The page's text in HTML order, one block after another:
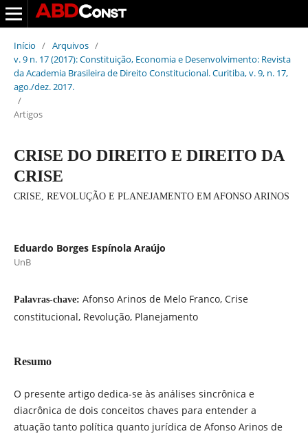
Início / Arquivos /
v. 9 n. 17 (2017): Constituição, Economia e Desenvolvimento: Revista
da Academia Brasileira de Direito Constitucional. Curitiba, v. 9, n. 17,
ago./dez. 2017.
/
Artigos
CRISE DO DIREITO E DIREITO DA
CRISE
CRISE, REVOLUÇÃO E PLANEJAMENTO EM AFONSO ARINOS
Eduardo Borges Espínola Araújo
UnB
Palavras-chave: Afonso Arinos de Melo Franco, Crise
constitucional, Revolução, Planejamento
Resumo
O presente artigo dedica-se às análises sincrônica e
diacrônica de dois conceitos chaves para entender a
atuação tanto política quanto jurídica de Afonso Arinos de